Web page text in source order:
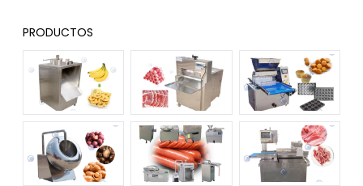
PRODUCTOS